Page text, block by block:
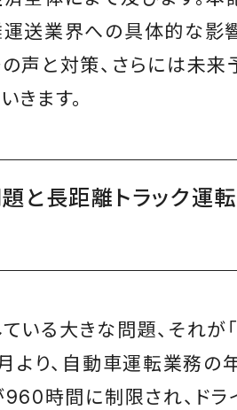
送業界への具体的な影
声と対策、さらには未来
きます。
と長距離トラック運
いる大きな問題、それ
月より、自動車運転業務
時間に制限され、ドラ